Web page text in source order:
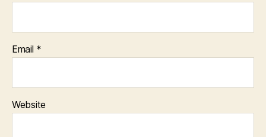
Email *
Website